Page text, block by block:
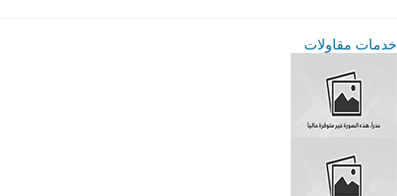
خدمات مقاولات